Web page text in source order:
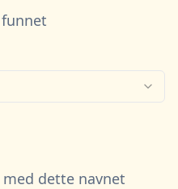
dette navnet